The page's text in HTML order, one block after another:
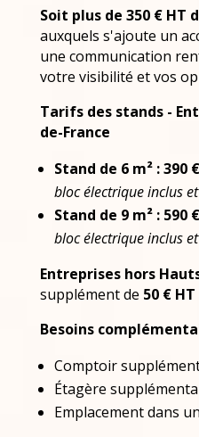
Soit plus de 350 €
auxquels s'ajoute un
une communication
votre visibilité et vos
Tarifs des stands -
de-France
Stand de 6 m² :390
bloc électrique inclus
Stand de 9 m² : 590
bloc électrique inclus
Entreprises hors
supplément de 50 € HT
Besoins
Comptoir
Étagère
Emplacement dans